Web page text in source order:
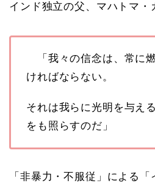
インド独立の父、マハトマ・
「我々の信念は、常に
ければならない。
それは我らに光明を与え
をも照らすのだ」
「非暴力・不服従」による